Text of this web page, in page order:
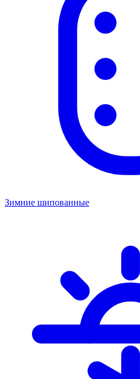
Зимние шипованные